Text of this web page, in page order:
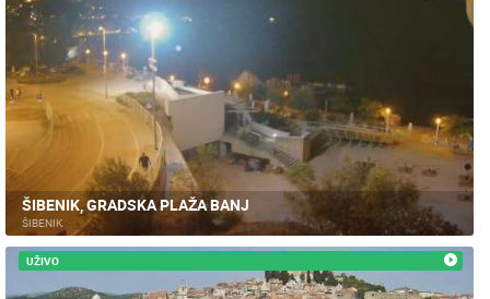
ŠIBENIK, GRADSKA PLAŽA BANJ
ŠIBENIK
UŽIVO